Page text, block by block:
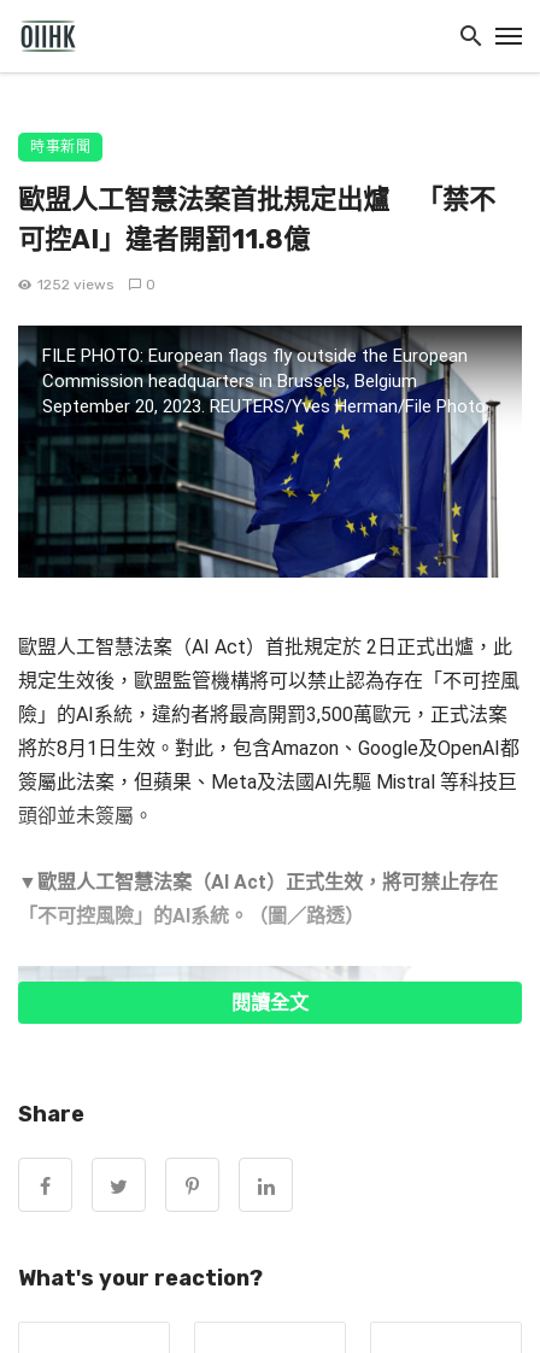
時事新聞
歐盟人工智慧法案首批規定出爐 「禁不
可控AI」違者開罰11.8億
1252 views 0
FILE PHOTO: European flags fly outside the European
Commission headquarters in Brussels, Belgium
September 20, 2023. REUTERS/Yves Herman/File Photo
歐盟人工智慧法案（AI Act）首批規定於 2日正式出爐，此
規定生效後，歐盟監管機構將可以禁止認為存在「不可控風
險」的AI系統，違約者將最高開罰3,500萬歐元，正式法案
將於8月1日生效。對此，包含Amazon、Google及OpenAI都
簽屬此法案，但蘋果、Meta及法國AI先驅 Mistral 等科技巨
頭卻並未簽屬。
▼歐盟人工智慧法案（AI Act）正式生效，將可禁止存在
「不可控風險」的AI系統。（圖／路透）
閱讀全文
Share
What's your reaction?